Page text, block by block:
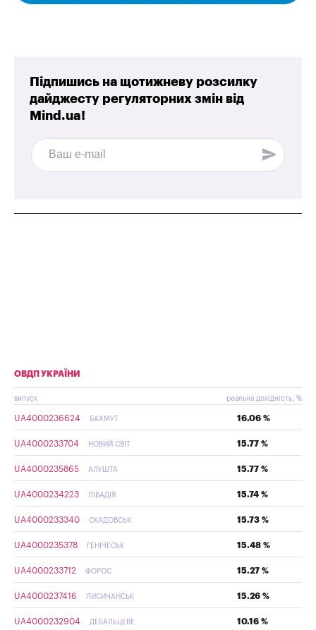
Підпишись на щотижневу розсилку
дайджесту регуляторних змін від
Mind.ua!
ОВДП УКРАЇНИ
випуск реальна дохідність, %
UA4000236624 БАХМУТ 16.06 %
UA4000233704 НОВИЙ СВІТ 15.77 %
UA4000235865 АЛУШТА 15.77 %
UA4000234223 ЛІВАДІЯ 15.74 %
UA4000233340 СКАДОВСЬК 15.73 %
UA4000235378 ГЕНІЧЕСЬК 15.48 %
UA4000233712 ФОРОС 15.27 %
UA4000237416 ЛИСИЧАНСЬК 15.26 %
UA4000232904 ДЕБАЛЬЦЕВЕ 10.16 %